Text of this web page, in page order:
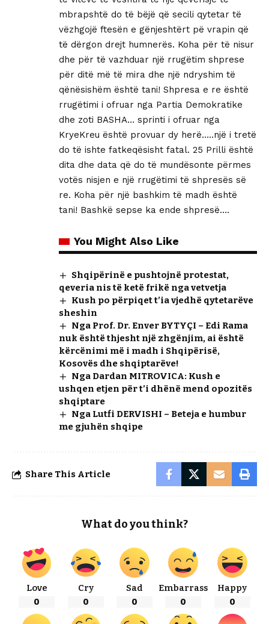
mbrapshtë do të bëjë që secili qytetar të
vëzhgojë ftesën e gënjeshtërt pë vrapin që
të dërgon drejt humnerës. Koha për të nisur
dhe për të vazhduar një rrugëtim shprese
për ditë më të mira dhe një ndryshim të
qënësishëm është tani! Shpresa e re është
rrugëtimi i ofruar nga Partia Demokratike
dhe zoti BASHA… sprinti i ofruar nga
KryeKreu është provuar dy herë…..një i tretë
do të ishte fatkeqësisht fatal. 25 Prilli është
dita dhe data që do të mundësonte përmes
votës nisjen e një rrugëtimi të shpresës së
re. Koha për një bashkim të madh është
tani! Bashkë sepse ka ende shpresë….
You Might Also Like
Shqipërinë e pushtojnë protestat,
qeveria nis të ketë frikë nga vetvetja
Kush po përpiqet t’ia vjedhë qytetarëve
sheshin
Nga Prof. Dr. Enver BYTYÇI – Edi Rama
nuk është thjesht një zhgënjim, ai është
kërcënimi më i madh i Shqipërisë,
Kosovës dhe shqiptarëve!
Nga Dardan MITROVICA: Kush e
ushqen etjen për t’i dhënë mend opozitës
shqiptare
Nga Lutfi DERVISHI – Beteja e humbur
me gjuhën shqipe
Share This Article
What do you think?
Love
0
Cry
0
Sad
0
Embarrass
0
Happy
0